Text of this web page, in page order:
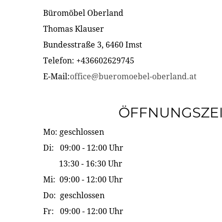
Büromöbel Oberland
Thomas Klauser
Bundesstraße 3, 6460 Imst
Telefon: +436602629745
E-Mail:office@bueromoebel-oberland.at
Mo: geschlossen
Di: 09:00 - 12:00 Uhr
13:30 - 16:30 Uhr
Mi: 09:00 - 12:00 Uhr
Do: geschlossen
Fr: 09:00 - 12:00 Uhr